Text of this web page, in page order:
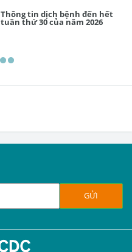
Thông tin dịch bệnh đến hết
tuần thứ 30 của năm 2026